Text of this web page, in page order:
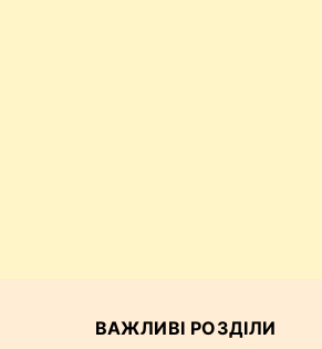
ВАЖЛИВІ РОЗДІЛИ